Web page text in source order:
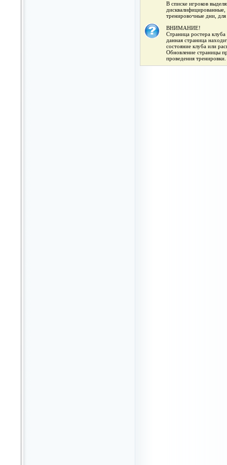
В списке игроков
тренировочные дни,
ВНИМАНИЕ!
Страница ростера
данная страница
состояние клуба или
Обновление страницы
проведения тренировки.